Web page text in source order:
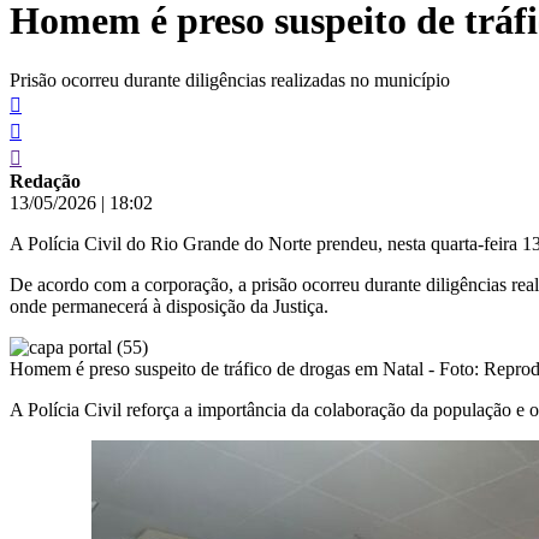
conteúdo
Homem é preso suspeito de
Prisão ocorreu durante diligências realizadas no município
Redação
13/05/2026 | 18:02
A Polícia Civil do Rio Grande do Norte prendeu, nesta quarta-feira
De acordo com a corporação, a prisão ocorreu durante diligências
onde permanecerá à disposição da Justiça.
Homem é preso suspeito de tráfico de drogas em Natal - Foto:
A Polícia Civil reforça a importância da colaboração da população e